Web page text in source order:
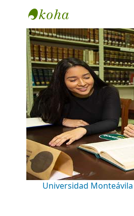
Biblioteca
Universidad Monteávila